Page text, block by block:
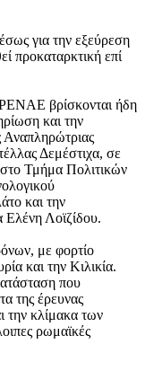
για την εξεύρεση
προκαταρκτική επί
βρίσκονται ήδη
και την
Αναπληρώτριας
Δεμέστιχα, σε
Τμήμα Πολιτικών
και την
Ελένη Λοϊζίδου.
με φορτίο
και την Κιλικία.
που
της έρευνας
την κλίμακα των
ρωμαϊκές